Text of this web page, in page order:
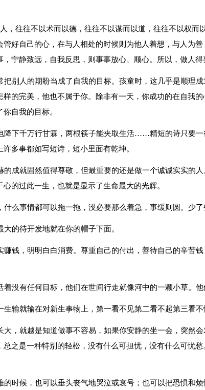
，往往不以术而以德，往往不以谋而以道，往往不以权而
管好自己的心，在与人相处的时候则为他人着想，与人为
，宁静致远，自我反思，则事事放心、顺心。所以，做人得
把别人的期盼当成了自我的目标。孩童时，这几乎是顺理
样的完美，他也不属于你。除非有一天，你成功的在自我
自我的目标。
降下千万行甘霖，两根筷子能夹取生活……精短的诗只要
多事都如写短诗，短小里面有乾坤。
的成就固然值得尊敬，但最重要的还是做一个诚诚实实的
的过此一生，也就是显示了生命最大的光辉。
什么事情都可以拖一拖，没必要那么着急，事缓则圆。少了
大的待开发地就在你的帽子下面。
赚钱，明明白白消费。尊重自己的付出，善待自己的辛苦
着没有任何目标，他们在世间行走就像河中的一颗小草。他
生输就输在对新生事物上，第一看不见第二看不起第三看不
大，就越是知道做事不容易，如果你安静的坐一会，突然
总之是一种特别的轻松，没有什么可担忧，没有什么可忧
的时候，也可以垂头丧气地哭泣或哀号；也可以把恐惧和